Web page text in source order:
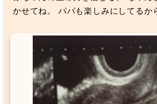
かせてね。 パパも楽しみにしてるか